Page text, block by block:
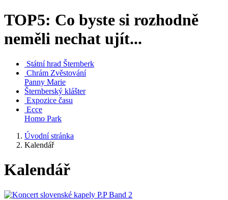
TOP5: Co byste si rozhodně
neměli nechat ujít...
Státní hrad Šternberk
Chrám Zvěstování
Panny Marie
Šternberský klášter
Expozice času
Ecce
Homo Park
Úvodní stránka
Kalendář
Kalendář